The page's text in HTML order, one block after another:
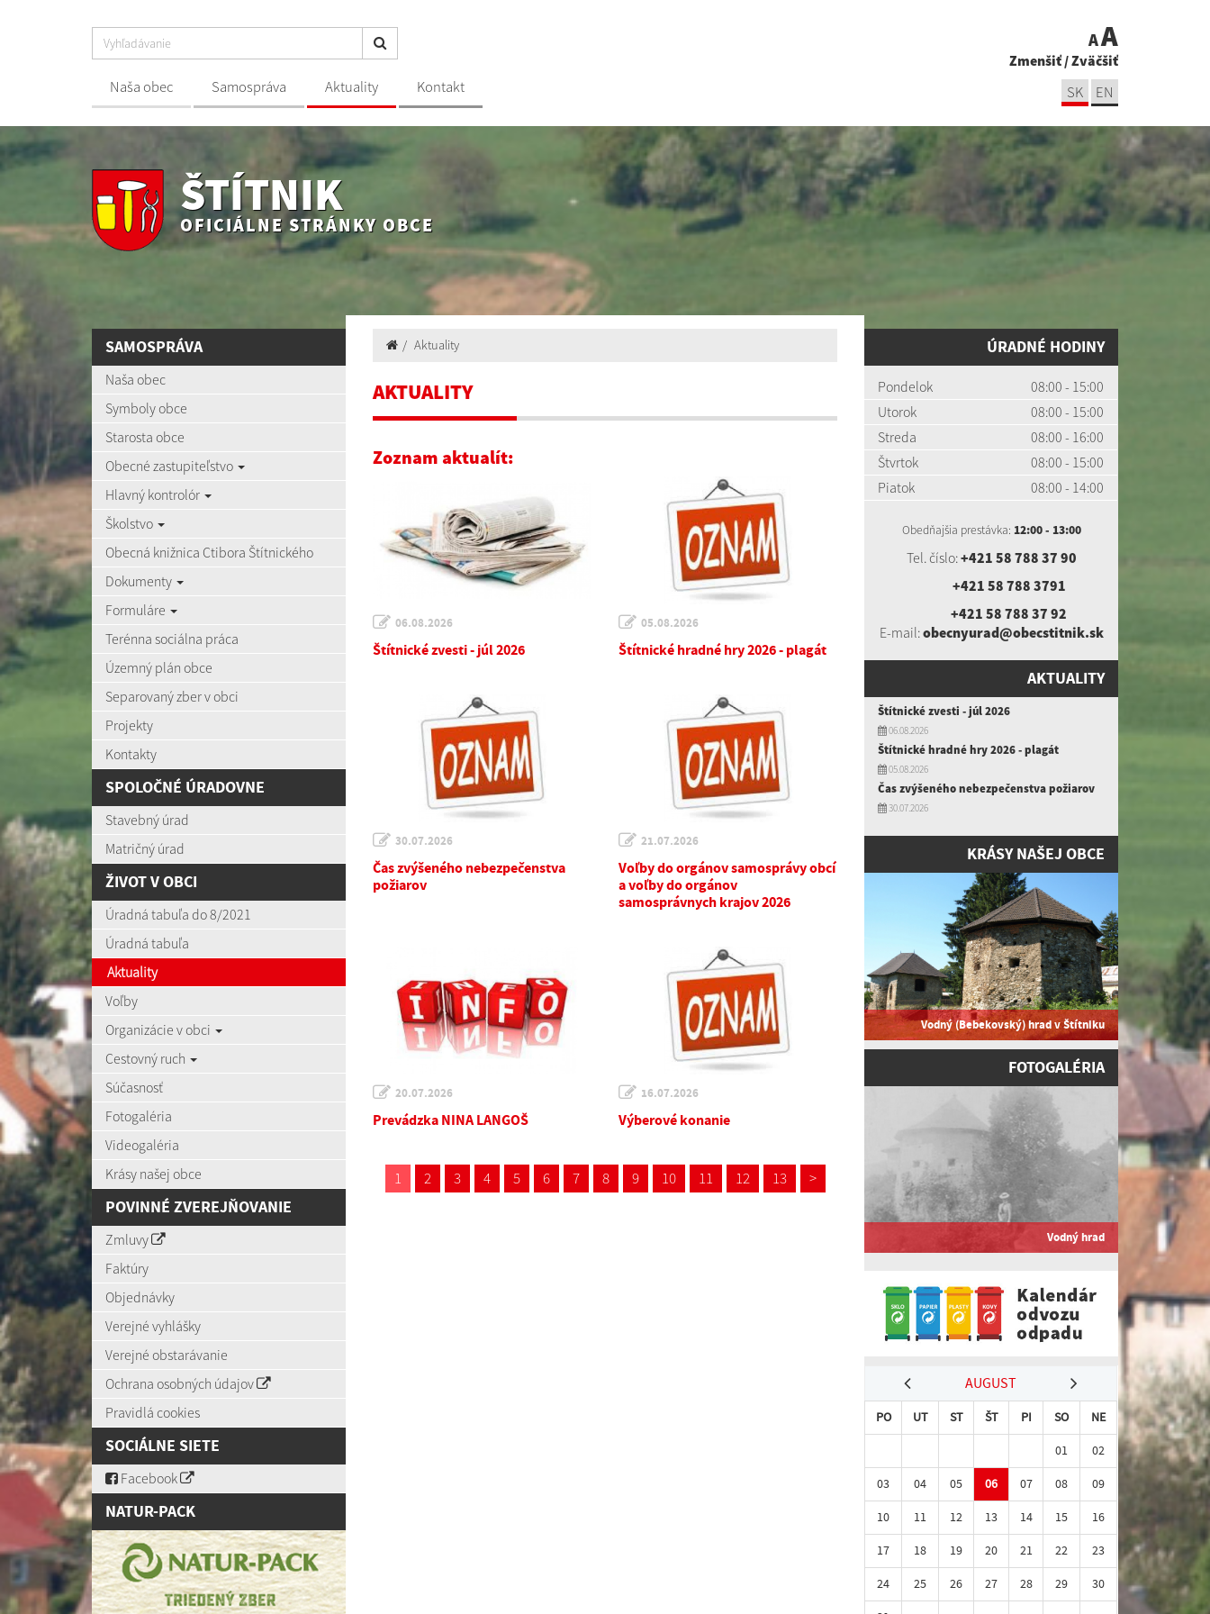
Naša obec Samospráva Aktuality Kontakt
AA
Zmenšiť/Zväčšiť
SK EN
ŠTÍTNIK
OFICIÁLNE STRÁNKY OBCE
SAMOSPRÁVA
Naša obec
Symboly obce
Starosta obce
Obecné zastupiteľstvo
Hlavný kontrolór
Školstvo
Obecná knižnica Ctibora Štítnického
Dokumenty
Formuláre
Terénna sociálna práca
Územný plán obce
Separovaný zber v obci
Projekty
Kontakty
SPOLOČNÉ ÚRADOVNE
Stavebný úrad
Matričný úrad
ŽIVOT V OBCI
Úradná tabuľa do 8/2021
Úradná tabuľa
Aktuality
Voľby
Organizácie v obci
Cestovný ruch
Súčasnosť
Fotogaléria
Videogaléria
Krásy našej obce
POVINNÉ ZVEREJŇOVANIE
Zmluvy
Faktúry
Objednávky
Verejné vyhlášky
Verejné obstarávanie
Ochrana osobných údajov
Pravidlá cookies
SOCIÁLNE SIETE
Facebook
NATUR-PACK
Aktuality
AKTUALITY
Zoznam aktualít:
06.08.2026
Štítnické zvesti - júl 2026
05.08.2026
Štítnické hradné hry 2026 - plagát
30.07.2026
Čas zvýšeného nebezpečenstva
požiarov
21.07.2026
Voľby do orgánov samosprávy obcí
a voľby do orgánov
samosprávnych krajov 2026
20.07.2026
Prevádzka NINA LANGOŠ
16.07.2026
Výberové konanie
1 2 3 4 5 6 7 8 9 10 11 12 13 >
ÚRADNÉ HODINY
Pondelok
08:00 - 15:00
Utorok
08:00 - 15:00
Streda
08:00 - 16:00
Štvrtok
08:00 - 15:00
Piatok
08:00 - 14:00
Obedňajšia prestávka: 12:00 - 13:00
Tel. číslo:+421 58 788 37 90
+421 58 788 3791
+421 58 788 37 92
E-mail:obecnyurad@obecstitnik.sk
AKTUALITY
Štítnické zvesti - júl 2026
06.08.2026
Štítnické hradné hry 2026 - plagát
05.08.2026
Čas zvýšeného nebezpečenstva požiarov
30.07.2026
KRÁSY NAŠEJ OBCE
Vodný (Bebekovský) hrad v Štítniku
FOTOGALÉRIA
Vodný hrad
AUGUST
PO UT ST ŠT PI SO
NE
01
02
03
04 05 06 07 08
09
10
11 12 13 14 15
16
17
18 19 20 21 22
23
24
25 26 27 28 29
30